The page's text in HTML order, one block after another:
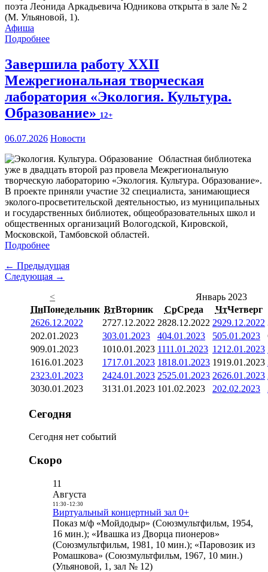
поэта Леонида Аркадьевича Юдникова открыта в зале № 2
(М. Ульяновой, 1).
Афиша
Подробнее
Завершила работу XXII
Межрегиональная творческая
лаборатория «Экология. Культура.
Образование» 12+
06.07.2026 Новости
Областная библиотека
уже в двадцать второй раз провела Межрегиональную
творческую лабораторию «Экология. Культура. Образование».
В проекте приняли участие 32 специалиста, занимающиеся
эколого-просветительской деятельностью, из муниципальных
и государственных библиотек, общеобразовательных школ и
общественных организаций Вологодской, Кировской,
Московской, Тамбовской областей.
Подробнее
← Предыдущая
Следующая →
<
Январь 2023
ПнПонедельник ВтВторник СрСреда ЧтЧетверг
2626.12.2022 2727.12.2022 2828.12.2022 2929.12.2022
202.01.2023 303.01.2023 404.01.2023 505.01.2023
909.01.2023 1010.01.2023 1111.01.2023 1212.01.2023
1616.01.2023 1717.01.2023 1818.01.2023 1919.01.2023
2323.01.2023 2424.01.2023 2525.01.2023 2626.01.2023
3030.01.2023 3131.01.2023 101.02.2023 202.02.2023
Сегодня
Сегодня нет событий
Скоро
11
Августа
11:30- 12:30
Виртуальный концертный зал 0+
Показ м/ф «Мойдодыр» (Союзмультфильм, 1954,
16 мин.); «Ивашка из Дворца пионеров»
(Союзмультфильм, 1981, 10 мин.); «Паровозик из
Ромашкова» (Союзмультфильм, 1967, 10 мин.)
(Ульяновой, 1, зал № 12)